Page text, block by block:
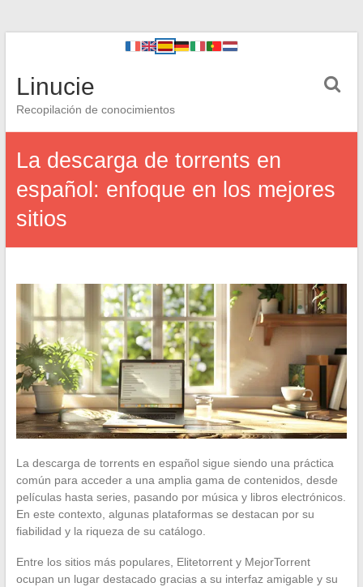
Linucie
Recopilación de conocimientos
La descarga de torrents en
español: enfoque en los mejores
sitios
La descarga de torrents en español sigue siendo una práctica
común para acceder a una amplia gama de contenidos, desde
películas hasta series, pasando por música y libros electrónicos.
En este contexto, algunas plataformas se destacan por su
fiabilidad y la riqueza de su catálogo.
Entre los sitios más populares, Elitetorrent y MejorTorrent
ocupan un lugar destacado gracias a su interfaz amigable y su